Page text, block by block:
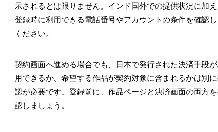
示されるとは限りません。インド国外での提供状況に加
登録時に利用できる電話番号やアカウントの条件を確認
ください。
契約画面へ進める場合でも、日本で発行された決済手段
用できるか、希望する作品が契約対象に含まれるかは別
認が必要です。登録前に、作品ページと決済画面の両方
認しましょう。